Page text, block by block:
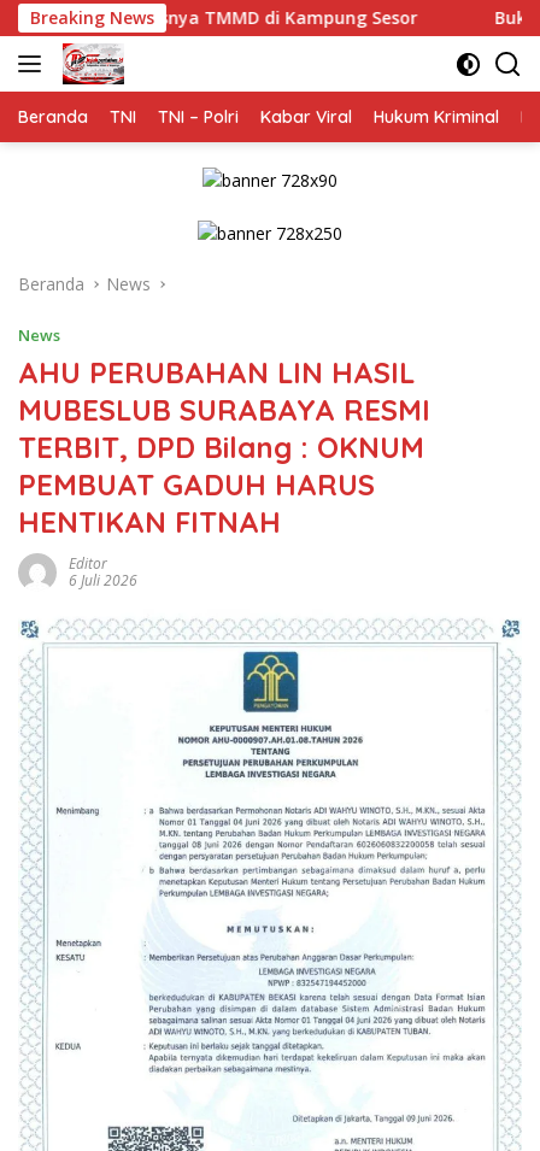
Langsung
ke
konten
Breaking News
di Kampung Sesor Bukukan Penerimaan PT Siloam
Beranda TNI TNI – Polri Kabar Viral Hukum Kriminal
Beranda News
News
AHU PERUBAHAN LIN HASIL
MUBESLUB SURABAYA RESMI
TERBIT, DPD Bilang : OKNUM
PEMBUAT GADUH HARUS
HENTIKAN FITNAH
Editor
6 Juli 2026